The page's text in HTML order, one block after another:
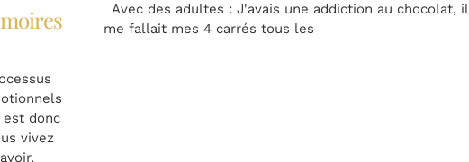
donc
vivez
Avec des adultes : J'avais une addiction au chocolat, il
me fallait mes 4 carrés tous les